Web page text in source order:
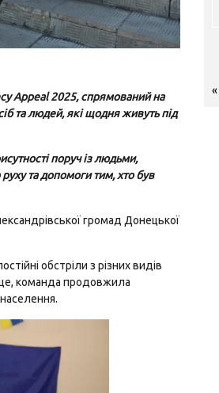
Appeal 2025, спрямований на
та людей, які щодня живуть під
поруч із людьми,
та допомоги тим, хто був
громад Донецької
обстріли з різних видів
команда продовжила